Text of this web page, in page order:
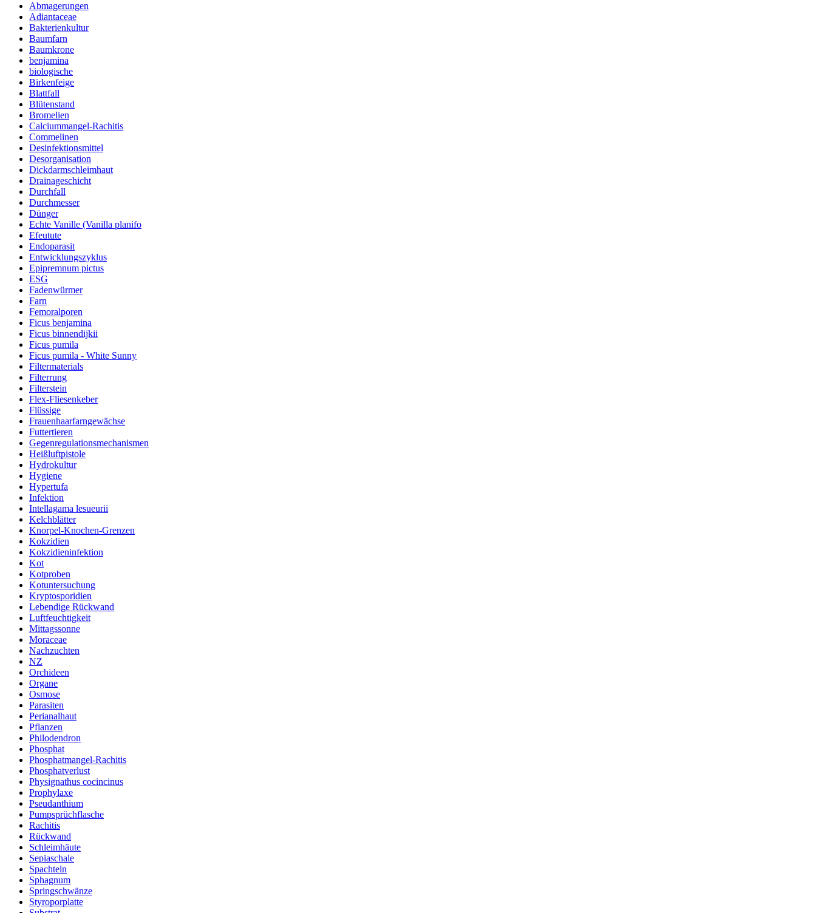
Abmagerungen
Adiantaceae
Bakterienkultur
Baumfarn
Baumkrone
benjamina
biologische
Birkenfeige
Blattfall
Blütenstand
Bromelien
Calciummangel-Rachitis
Commelinen
Desinfektionsmittel
Desorganisation
Dickdarmschleimhaut
Drainageschicht
Durchfall
Durchmesser
Dünger
Echte Vanille (Vanilla planifo
Efeutute
Endoparasit
Entwicklungszyklus
Epipremnum pictus
ESG
Fadenwürmer
Farn
Femoralporen
Ficus benjamina
Ficus binnendijkii
Ficus pumila
Ficus pumila - White Sunny
Filtermaterials
Filterrung
Filterstein
Flex-Fliesenkeber
Flüssige
Frauenhaarfarngewächse
Futtertieren
Gegenregulationsmechanismen
Heißluftpistole
Hydrokultur
Hygiene
Hypertufa
Infektion
Intellagama lesueurii
Kelchblätter
Knorpel-Knochen-Grenzen
Kokzidien
Kokzidieninfektion
Kot
Kotproben
Kotuntersuchung
Kryptosporidien
Lebendige Rückwand
Luftfeuchtigkeit
Mittagssonne
Moraceae
Nachzuchten
NZ
Orchideen
Organe
Osmose
Parasiten
Perianalhaut
Pflanzen
Philodendron
Phosphat
Phosphatmangel-Rachitis
Phosphatverlust
Physignathus cocincinus
Prophylaxe
Pseudanthium
Pumpsprüchflasche
Rachitis
Rückwand
Schleimhäute
Sepiaschale
Spachteln
Sphagnum
Springschwänze
Styroporplatte